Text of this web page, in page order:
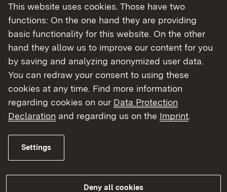
und erstellen für Händler und Züchter
Bescheinigungen und Ausnahmen.
Wir setzen die Programme des Landes zur
Erhaltung der Artenvielfalt in den einzelnen
Regierungsbezirken um. Wir sichern die
vielfältigen Lebensräume der einzelnen Arten
um ihr Überleben zu gewährleisten. Zur
Unterstützung beauftragen wir Art-
Spezialisten, Landwirte oder Firmen.
den Landschaftserhaltungsverbänden,
Vereinen und den Fachbehörden am
This website uses cookies. Those have two
functions: On the one hand they are providing
basic functionality for this website. On the other
hand they allow us to improve our content for you
by saving and analyzing anonymized user data.
You can redraw your consent to using these
cookies at any time. Find more information
regarding cookies on our Data Protection
Declaration and regarding us on the Imprint.
Settings
Deny all cookies